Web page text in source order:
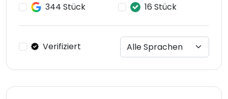
344 Stück
16 Stück
Verifiziert